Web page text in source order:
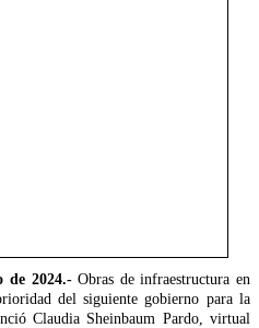
de 2024.-Obras de infraestructura en
del siguiente gobierno para la
Claudia Sheinbaum Pardo, virtual